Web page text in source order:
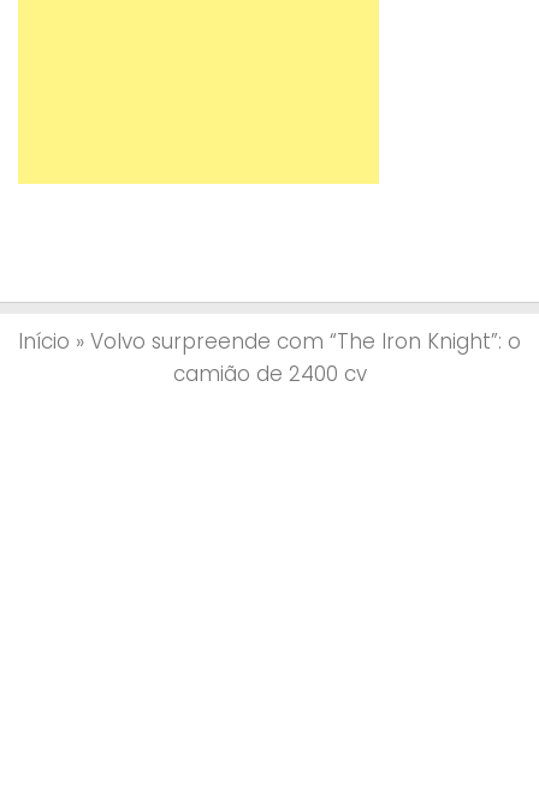
Início » Volvo surpreende com “The Iron Knight”: o
camião de 2400 cv